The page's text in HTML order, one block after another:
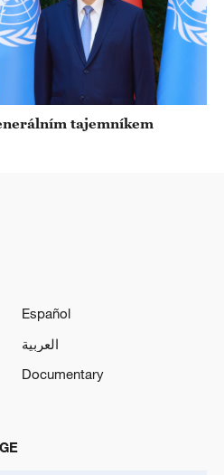
tajemníkem
Español
العربية
Documentary